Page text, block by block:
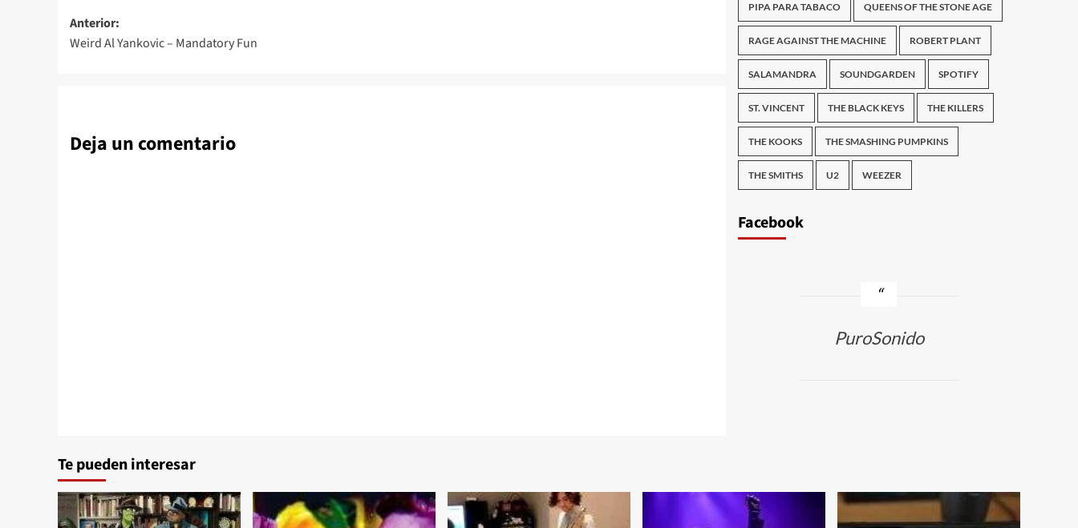
Navegación
de
Anterior:
Weird Al Yankovic – Mandatory Fun
Deja un comentario
PIPA PARA TABACO QUEENS OF THE STONE AGE
RAGE AGAINST THE MACHINE ROBERT PLANT
SALAMANDRA SOUNDGARDEN SPOTIFY
ST. VINCENT THE BLACK KEYS THE KILLERS
THE KOOKS THE SMASHING PUMPKINS
THE SMITHS U2 WEEZER
Facebook
PuroSonido
Te pueden interesar